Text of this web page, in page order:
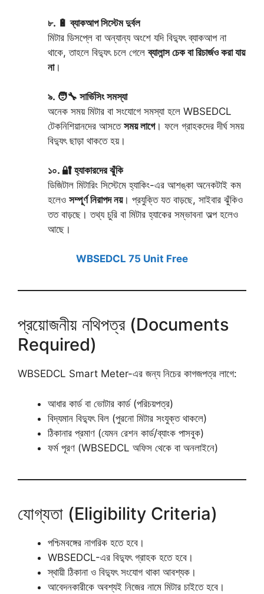
৮. 🔋 ব্যাকআপ সিস্টেম দুর্বল
মিটার ডিসপ্লে বা অন্যান্য অংশে যদি বিদ্যুৎ ব্যাকআপ না
থাকে, তাহলে বিদ্যুৎ চলে গেলেব্যালান্স চেক বা রিচার্জও করা যায়
না।
৯. 🧑‍🔧 সার্ভিসিং সমস্যা
অনেক সময় মিটার বা সংযোগে সমস্যা হলে WBSEDCL
টেকনিশিয়ানদের আসতে সময় লাগে। ফলে গ্রাহকদের দীর্ঘ সময়
বিদ্যুৎ ছাড়া থাকতে হয়।
১০. 🔐 হ্যাকারদের ঝুঁকি
ডিজিটাল মিটারিং সিস্টেমে হ্যাকিং-এর আশঙ্কা অনেকটাই কম
হলেও সম্পূর্ণ নিরাপদ নয়। প্রযুক্তি যত বাড়ছে, সাইবার ঝুঁকিও
তত বাড়ছে। তথ্য চুরি বা মিটার হ্যাকের সম্ভাবনা অল্প হলেও
আছে।
WBSEDCL 75 Unit Free
প্রয়োজনীয় নথিপত্র (Documents
Required)
WBSEDCL Smart Meter-এর জন্য নিচের কাগজপত্র লাগে:
আধার কার্ড বা ভোটার কার্ড (পরিচয়পত্র)
বিদ্যমান বিদ্যুৎ বিল (পুরনো মিটার সংযুক্ত থাকলে)
ঠিকানার প্রমাণ (যেমন রেশন কার্ড/ব্যাংক পাসবুক)
ফর্ম পূরণ (WBSEDCL অফিস থেকে বা অনলাইনে)
যোগ্যতা (Eligibility Criteria)
পশ্চিমবঙ্গের নাগরিক হতে হবে।
WBSEDCL-এর বিদ্যুৎ গ্রাহক হতে হবে।
স্থায়ী ঠিকানা ও বিদ্যুৎ সংযোগ থাকা আবশ্যক।
আবেদনকারীকে অবশ্যই নিজের নামে মিটার চাইতে হবে।